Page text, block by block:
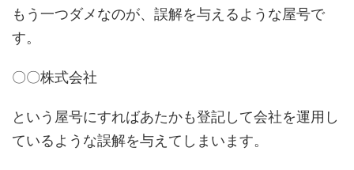
もう一つダメなのが、誤解を与えるような屋号で
す。
〇〇株式会社
という屋号にすればあたかも登記して会社を運用し
ているような誤解を与えてしまいます。